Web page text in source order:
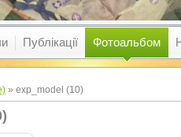
Публікації Фотоальбом
» exp_model (10)